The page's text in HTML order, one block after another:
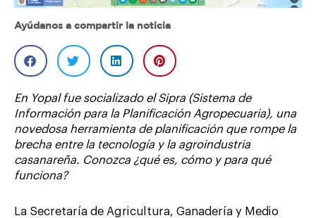
Ayúdanos a compartir la noticia
En Yopal fue socializado el Sipra (Sistema de
Información para la Planificación Agropecuaria), una
novedosa herramienta de planificación que rompe la
brecha entre la tecnología y la agroindustria
casanareña. Conozca ¿qué es, cómo y para qué
funciona?
La Secretaría de Agricultura, Ganadería y Medio